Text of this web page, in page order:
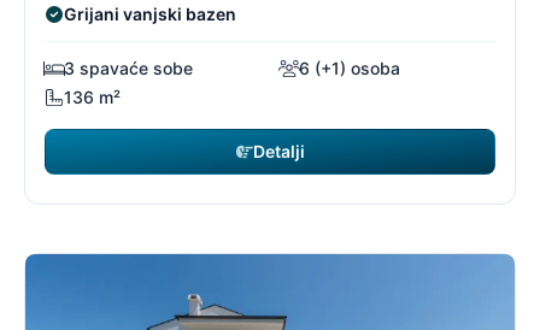
Grijani vanjski bazen
3 spavaće sobe
6 (+1) osoba
136 m²
Detalji